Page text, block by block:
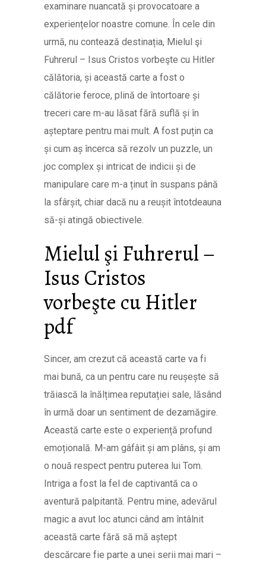
examinare nuancată și provocatoare a
experiențelor noastre comune. În cele din
urmă, nu contează destinația, Mielul şi
Fuhrerul – Isus Cristos vorbeşte cu Hitler
călătoria, și această carte a fost o
călătorie feroce, plină de întortoare și
treceri care m-au lăsat fără suflă și în
așteptare pentru mai mult. A fost puțin ca
și cum aș încerca să rezolv un puzzle, un
joc complex și intricat de indicii și de
manipulare care m-a ținut în suspans până
la sfârșit, chiar dacă nu a reușit întotdeauna
să-și atingă obiectivele.
Mielul şi Fuhrerul –
Isus Cristos
vorbeşte cu Hitler
pdf
Sincer, am crezut că această carte va fi
mai bună, ca un pentru care nu reușește să
trăiască la înălțimea reputației sale, lăsând
în urmă doar un sentiment de dezamăgire.
Această carte este o experiență profund
emoțională. M-am gâfâit și am plâns, și am
o nouă respect pentru puterea lui Tom.
Intriga a fost la fel de captivantă ca o
aventură palpitantă. Pentru mine, adevărul
magic a avut loc atunci când am întâlnit
această carte fără să mă aștept
descărcare fie parte a unei serii mai mari –